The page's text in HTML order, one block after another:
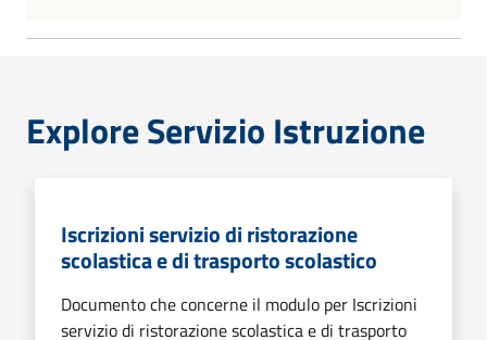
Explore Servizio Istruzione
Iscrizioni servizio di ristorazione
scolastica e di trasporto scolastico
Documento che concerne il modulo per Iscrizioni
servizio di ristorazione scolastica e di trasporto